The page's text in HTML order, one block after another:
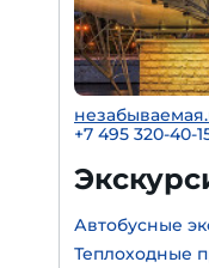
+7 495 320-40-
Автобусные
Теплоходные